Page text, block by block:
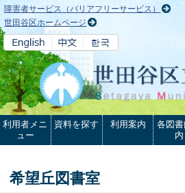
本文へ
障害者サービス（バリアフリーサービス）
世田谷区ホームページ
利用者メニ
ュー
資料を探す 利用案内
各図
内
希望丘図書室